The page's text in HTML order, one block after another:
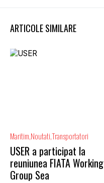
ARTICOLE SIMILARE
Maritim NoutatiTransportatori
USER a participat la
reuniunea FIATA Working
Group Sea